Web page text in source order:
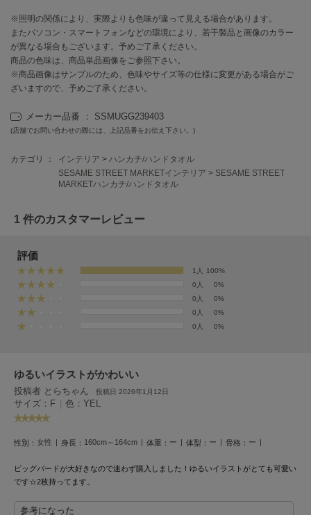
COLE HAAN
コール ハーン
CONVERSE
コンバース
エイミー イストワール
エミ
emmi atelier
エミ アトリエ
emmi yoga
エトレトウキョウ
ey
アイ
FILA
フィラ
FRAY I.D
※照明の関係により、実際よりも色味が違って見える場合があります。
またパソコン・スマートフォンなどの環境により、若干製品と画像のカラー
が異なる場合もございます。予めご了承ください。
商品の色味は、商品単品画像をご参照下さい。
※商品画像はサンプルのため、色味やサイズ等の仕様に変更がある場合がご
ざいますので、予めご了承ください。
メーカー品番 ： SSMUGG239403
(店舗でお問い合わせの際には、上記品番をお伝え下さい。)
カテゴリ ： インテリア> ハンカチ/ハンドタオル
SESAME STREET MARKETインテリア> SESAME STREET
MARKETハンカチ/ハンドタオル
1 件のカスタマーレビュー
評価
1人
100%
0人
0%
0人
0%
0人
0%
0人
0%
ゆるいイラストがかわいい
投稿者 とらちゃん 投稿日 2026年1月12日
サイズ：F | 色：YEL
性別： 女性 身長： 160cm～164cm 体重： ー 体型： ー 骨格： ー
ビッグバードが大好きなので迷わず購入しました！ゆるいイラストがとても可愛い
です☆2枚持ってます。
参考になった